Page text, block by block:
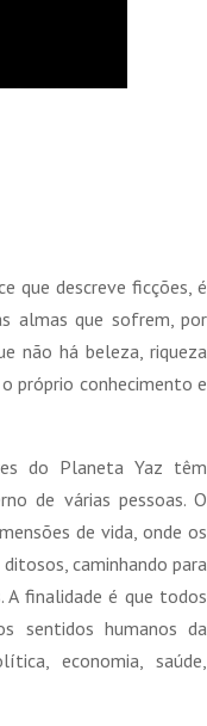
que descreve ficções, é
almas que sofrem, por
não há beleza, riqueza
próprio conhecimento e
do Planeta Yaz têm
de várias pessoas. O
de vida, onde os
caminhando para
A finalidade é que todos
sentidos humanos da
economia, saúde,